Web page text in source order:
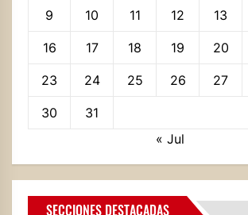
9 10 11 12 13
16 17 18 19 20
23 24 25 26 27
30
31
« Jul
SECCIONES DESTACADAS